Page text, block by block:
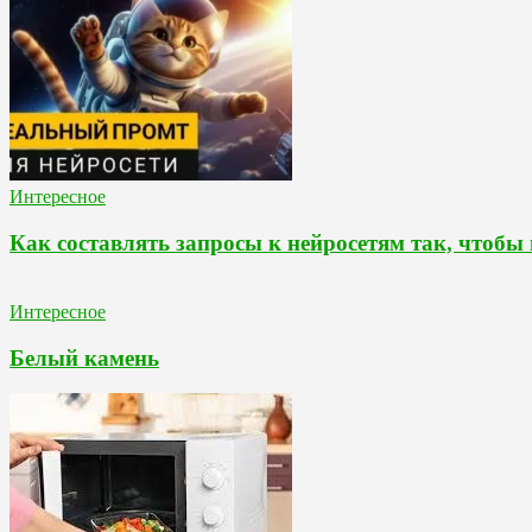
Интересное
Как составлять запросы к нейросетям так,
Интересное
Белый камень